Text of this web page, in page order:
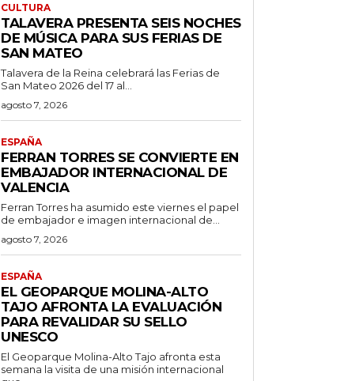
CULTURA
TALAVERA PRESENTA SEIS NOCHES
DE MÚSICA PARA SUS FERIAS DE
SAN MATEO
Talavera de la Reina celebrará las Ferias de
San Mateo 2026 del 17 al...
agosto 7, 2026
ESPAÑA
FERRAN TORRES SE CONVIERTE EN
EMBAJADOR INTERNACIONAL DE
VALENCIA
Ferran Torres ha asumido este viernes el papel
de embajador e imagen internacional de...
agosto 7, 2026
ESPAÑA
EL GEOPARQUE MOLINA-ALTO
TAJO AFRONTA LA EVALUACIÓN
PARA REVALIDAR SU SELLO
UNESCO
El Geoparque Molina-Alto Tajo afronta esta
semana la visita de una misión internacional